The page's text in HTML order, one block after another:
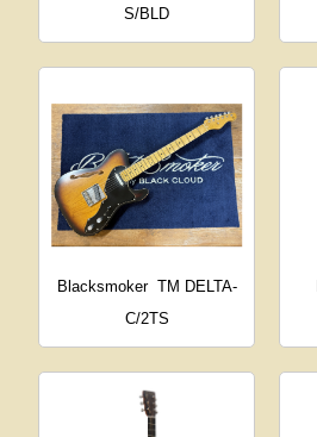
S/BLD
Blacksmoker TM DELTA-
C/2TS